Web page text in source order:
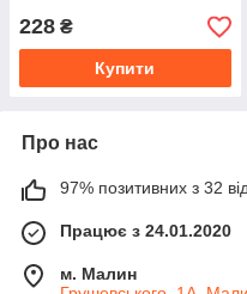
228 ₴
Купити
Про нас
97% позитивних з 32
Працює з 24.01.2020
м. Малин